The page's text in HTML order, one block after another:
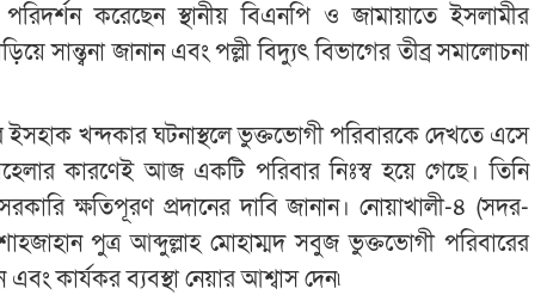
করেছেন স্থানীয় বিএনপি ও জামায়াতে ইসলামীর
সান্ত্বনা জানান এবং পল্লী বিদ্যুৎ বিভাগের তীব্র সমালোচনা
ইসহাক খন্দকার ঘটনাস্থলে ভুক্তভোগী পরিবারকে দেখতে এসে
কারণেই আজ একটি পরিবার নিঃস্ব হয়ে গেছে। তিনি
ক্ষতিপূরণ প্রদানের দাবি জানান। নোয়াখালী-৪ (সদর-
পুত্র আব্দুল্লাহ মোহাম্মদ সবুজ ভুক্তভোগী পরিবারের
কার্যকর ব্যবস্থা নেয়ার আশ্বাস দেন৷